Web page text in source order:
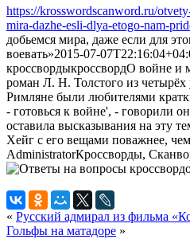
https://krosswordscanword.ru/
mira-dazhe-esli-dlya-etogo-nam-
добьемся мира, даже если для
воевать»2015-07-
кроссвордыкроссвордО войне и
роман Л. Н. Толстого из четырёх
Римляне были любителями
- готовься к войне', - говорили
оставила высказывания на эту
Хейг с его вещами поважнее,
AdministratorКроссворды,
« Русский адмирал из фильма
Гольфы на матадоре »